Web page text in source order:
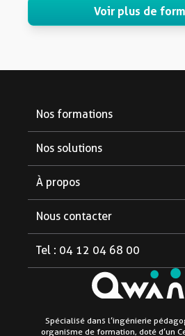
Voir plus de
Nos formations
Formations courtes
Nos solutions
Pour les partenaires
À propos
Nous contacter
Tel : 04 12 04 68 00
Spécialisé dans l’ingénierie
organisme de formation, doté d’un